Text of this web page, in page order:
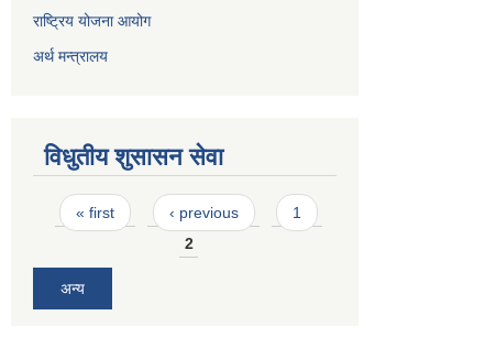
राष्ट्रिय योजना आयोग
अर्थ मन्त्रालय
विधुतीय शुसासन सेवा
Pages
« first ‹ previous
1
2
अन्य